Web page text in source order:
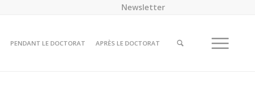
Newsletter
PENDANT LE DOCTORAT APRÈS LE DOCTORAT